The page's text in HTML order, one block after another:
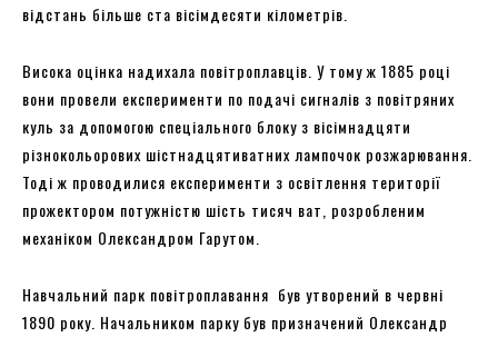
відстань більше ста вісімдесяти кілометрів.
Висока оцінка надихала повітроплавців. У тому ж 1885 році
вони провели експерименти по подачі сигналів з повітряних
куль за допомогою спеціального блоку з вісімнадцяти
різнокольорових шістнадцятиватних лампочок розжарювання.
Тоді ж проводилися експерименти з освітлення території
прожектором потужністю шість тисяч ват, розробленим
механіком Олександром Гарутом.
Навчальний парк повітроплавання був утворений в червні
1890 року. Начальником парку був призначений Олександр